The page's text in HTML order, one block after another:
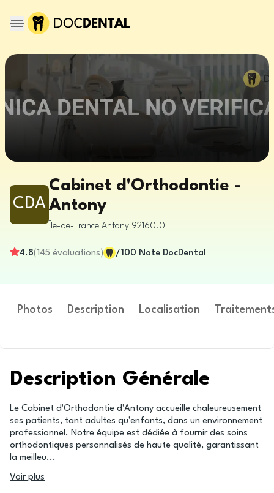
CDA
Cabinet d'Orthodontie -
Antony
Île-de-France Antony 92160.0
4.8(145 évaluations) /100 Note DocDental
Photos Description Localisation
Description Générale
Le Cabinet d'Orthodontie d'Antony accueille chaleureusement
ses patients, tant adultes qu'enfants, dans un environnement
professionnel. Notre équipe est dédiée à fournir des soins
orthodontiques personnalisés de haute qualité, garantissant
la meilleu...
Voir plus